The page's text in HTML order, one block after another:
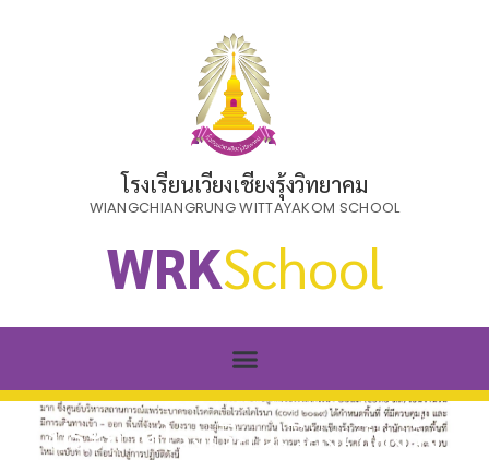
โรงเรียนเวียงเชียงรุ้งวิทยาคม
WIANGCHIANGRUNG WITTAYAKOM SCHOOL
WRKSchool
ประกาศโรงเรียนเวียงเชียงรุ้ง